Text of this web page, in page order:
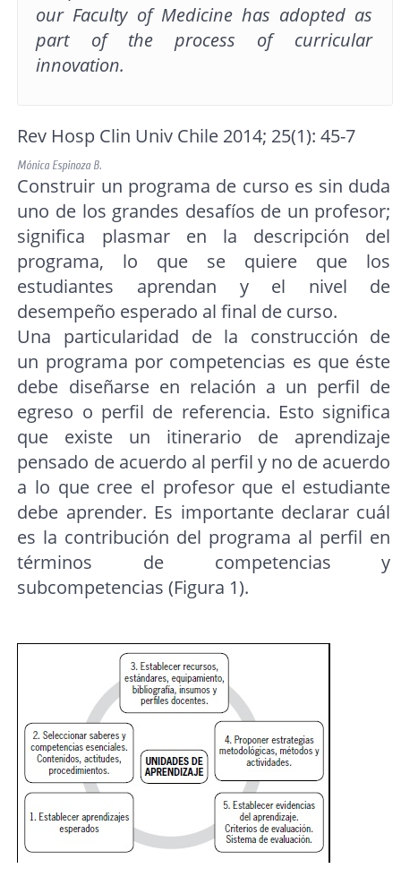
our Faculty of Medicine has adopted as
part of the process of curricular
innovation.
Rev Hosp Clin Univ Chile 2014; 25(1): 45-7
Mónica Espinoza B.
Construir un programa de curso es sin duda
uno de los grandes desafíos de un profesor;
significa plasmar en la descripción del
programa, lo que se quiere que los
estudiantes aprendan y el nivel de
desempeño esperado al final de curso.
Una particularidad de la construcción de
un programa por competencias es que éste
debe diseñarse en relación a un perfil de
egreso o perfil de referencia. Esto significa
que existe un itinerario de aprendizaje
pensado de acuerdo al perfil y no de acuerdo
a lo que cree el profesor que el estudiante
debe aprender. Es importante declarar cuál
es la contribución del programa al perfil en
términos de competencias y
subcompetencias (Figura 1).